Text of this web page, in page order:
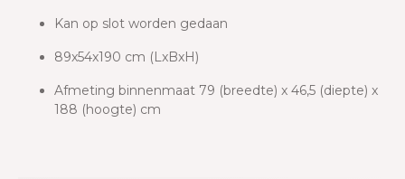
Kan op slot worden gedaan
89x54x190 cm (LxBxH)
Afmeting binnenmaat 79 (breedte) x 46,5 (diepte) x
188 (hoogte) cm